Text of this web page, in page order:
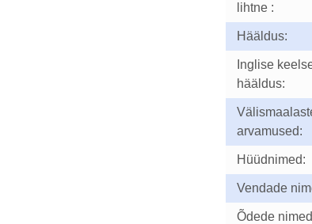
lihtne :
Hääldus:
Inglise
hääldus:
arvamused:
Hüüdnimed:
Vendade
Õdede